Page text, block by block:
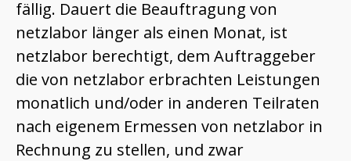
fällig. Dauert die Beauftragung von
netzlabor länger als einen Monat, ist
netzlabor berechtigt, dem Auftraggeber
die von netzlabor erbrachten Leistungen
monatlich und/oder in anderen Teilraten
nach eigenem Ermessen von netzlabor in
Rechnung zu stellen, und zwar